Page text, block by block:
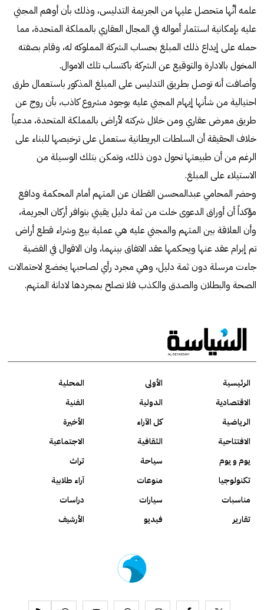
علمه أنَّها متحصل عليها من الجريمة التدليس، وذلك بأن أوهم المجني
عليه بإمكانية استثمار أمواله في المجال العقاري بالمملكة المتحدة، مما
حمله على إيداع ذلك المبلغ بحساب الشركة المملوكه له، وقام بصفته
المخول بالادارة والتوقيع عن الشركة باكتساب تلك الاموال.
وأضافت أنه توصل بطريق التدليس على المبلغ المذكور باستعمال طرق
احتيالية من شأنها إيهام المجني عليه بوجود مشروع كاذب، بأن روج عن
طريق معرض عقاري ومن خلال شركته لأراض بالمملكة المتحدة، مدعياً
خلاف الحقيقة أن السلطات البريطانية ستعمل على ترخيصها للبناء على
الرغم من أن طبيعتها تحول دون ذلك، وتمكن بتلك الوسيلة من
الاستيلاء على المبلغ.
وحضر المحامي عبدالمحسن القطان عن المتهم أمام المحكمة ودافع
مؤكداً أن أوراق الدعوى خلت من ثمة دليل يقيني بتوافر أركان الجريمة،
وأن العلاقة بين المتهم والمجني عليه هي عملية بيع وشراء قطع أراض
تم إبرام عقد عنها ويحكمها عقد الاتفاق بينهما، وان الاقوال في القضية
جاءت مرسلة دون ثمة دليل، وهي مجرد رأي لصاحبها يخضع لاحتمالات
الصحة والبطلان والصدق والكذب فلا تصلح بمجردها لادانة المتهم.
الرئيسية الأولى
المحلية
الاقتصادية
الدولية
الفنية
الرياضية
كل الآراء
الأخيرة
الافتتاحية
الثقافية
الاجتماعية
يوم و يوم
سياحة
تراث
تكنولوجيا
منوعات
آراء طلابية
مناسبات
سيارات
دراسات
تقارير
فيديو الأرشيف